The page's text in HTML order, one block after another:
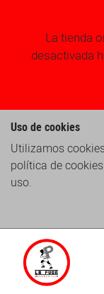
La tienda
desactivada
Uso de cookies
Utilizamos
política de
uso.